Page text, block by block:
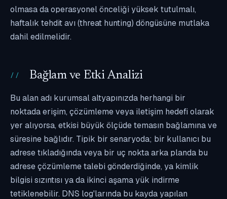
olmasa da operasyonel önceliği yüksek tutulmalı,
haftalık tehdit avı (threat hunting) döngüsüne mutlaka
dahil edilmelidir.
Bağlam ve Etki Analizi
Bu alan adı kurumsal altyapınızda herhangi bir
noktada erişim, çözümleme veya iletişim hedefi olarak
yer alıyorsa, etkisi büyük ölçüde temasın bağlamına ve
süresine bağlıdır. Tipik bir senaryoda; bir kullanıcı bu
adrese tıkladığında veya bir uç nokta arka planda bu
adrese çözümleme talebi gönderdiğinde, ya kimlik
bilgisi sızıntısı ya da ikinci aşama yük indirme
tetiklenebilir. DNS log'larında bu kayda yapılan